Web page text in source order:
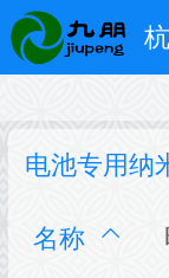
电池专用纳
名称